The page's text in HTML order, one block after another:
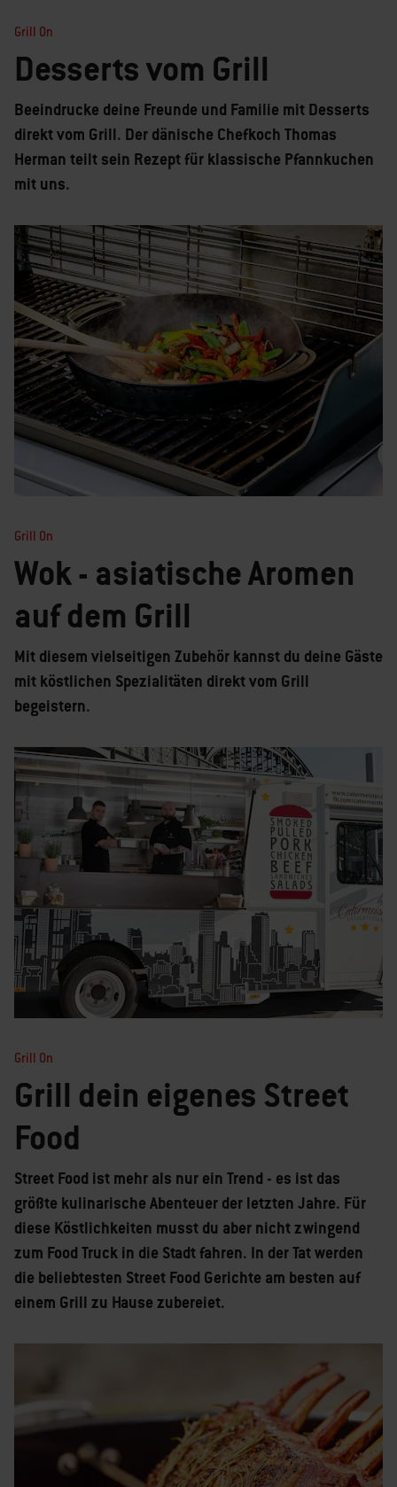
Grill On
Desserts vom Grill
Beeindrucke deine Freunde und Familie mit Desserts
direkt vom Grill. Der dänische Chefkoch Thomas
Herman teilt sein Rezept für klassische Pfannkuchen
mit uns.
Grill On
Wok - asiatische Aromen
auf dem Grill
Mit diesem vielseitigen Zubehör kannst du deine Gäste
mit köstlichen Spezialitäten direkt vom Grill
begeistern.
Grill On
Grill dein eigenes Street
Food
Street Food ist mehr als nur ein Trend - es ist das
größte kulinarische Abenteuer der letzten Jahre. Für
diese Köstlichkeiten musst du aber nicht zwingend
zum Food Truck in die Stadt fahren. In der Tat werden
die beliebtesten Street Food Gerichte am besten auf
einem Grill zu Hause zubereiet.